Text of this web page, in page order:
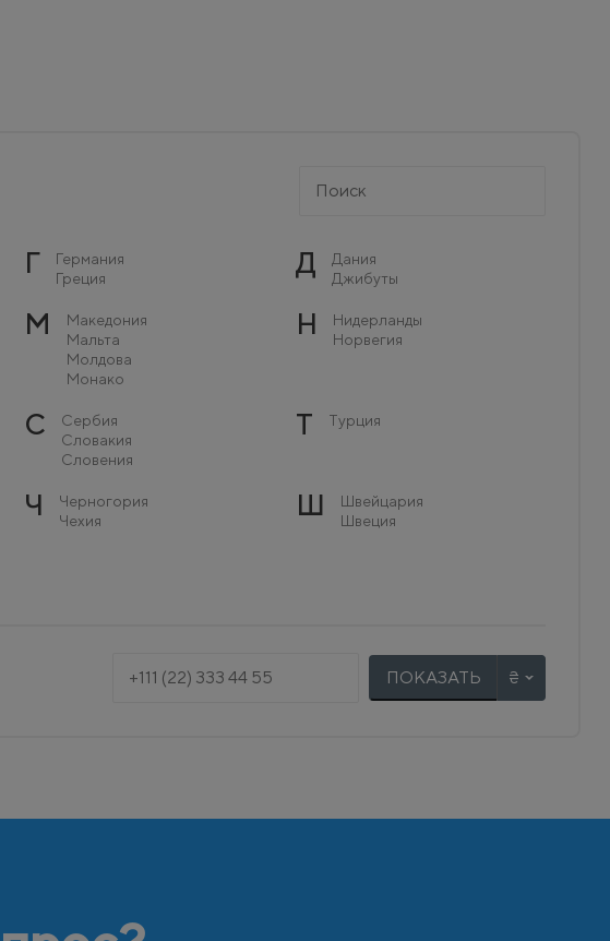
Г
Германия
Греция
Д
Дания
Джибуты
М
Македония
Мальта
Молдова
Монако
Н
Нидерланды
Норвегия
С
Сербия
Словакия
Словения
Т Турция
Ч
Черногория
Чехия
Ш
Швейцария
Швеция
ПОКАЗАТЬ